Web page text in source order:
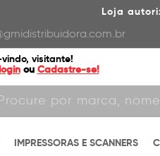
Loja
visitante!
ou Cadastre-se!
IMPRESSORAS E SCANNERS